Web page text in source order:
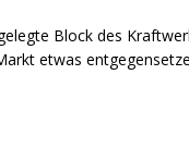
Block des
etwas